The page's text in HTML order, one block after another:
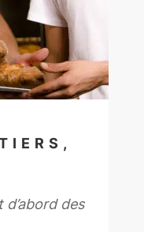
d’abord des